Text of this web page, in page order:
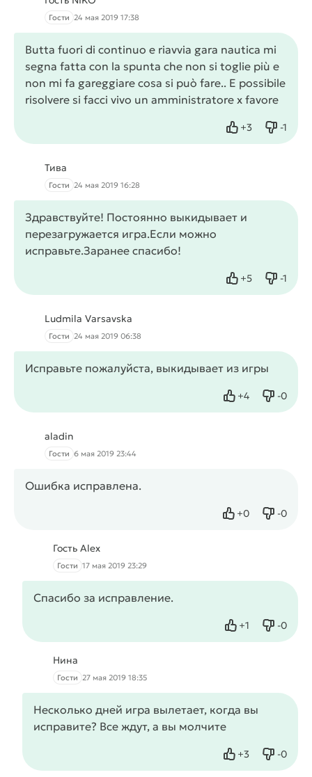
Гости 24 мая 2019 17:38
Butta fuori di continuo e riavvia gara nautica mi
segna fatta con la spunta che non si toglie più e
non mi fa gareggiare cosa si può fare.. E possibile
risolvere si facci vivo un amministratore x favore
+3
Нравится -1
Не
Тива
Гости 24 мая 2019 16:28
Здравствуйте! Постоянно выкидывает и
перезагружается игра.Если можно
исправьте.Заранее спасибо!
+5
Нравится -1
Не
Ludmila Varsavska
Гости 24 мая 2019 06:38
Исправьте пожалуйста, выкидывает из игры
+4
Нравится -0
Не
aladin
Гости 6 мая 2019 23:44
Ошибка исправлена.
+0
Нравится -0
Не
Гость Alex
Гости 17 мая 2019 23:29
Спасибо за исправление.
+1
Нравится -0
Не
Нина
Гости 27 мая 2019 18:35
Несколько дней игра вылетает, когда вы
исправите? Все ждут, а вы молчите
+3
Нравится -0
Не